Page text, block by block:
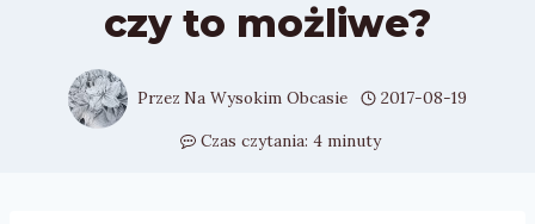
czy to możliwe?
Przez Na Wysokim Obcasie
2017-08-19
Czas czytania: 4 minuty